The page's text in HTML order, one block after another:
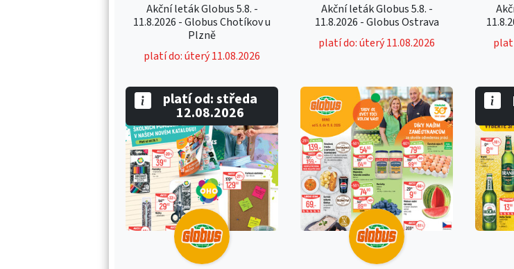
Akční leták Globus 5.8. -
11.8.2026 - Globus Chotíkov u
Plzně
platí do: úterý 11.08.2026
Akční leták Globus 5.8. -
11.8.2026 - Globus Ostrava
platí do: úterý 11.08.2026
platí od: středa
12.08.2026